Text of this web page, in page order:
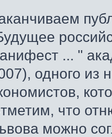
... "
одного из
что
можно